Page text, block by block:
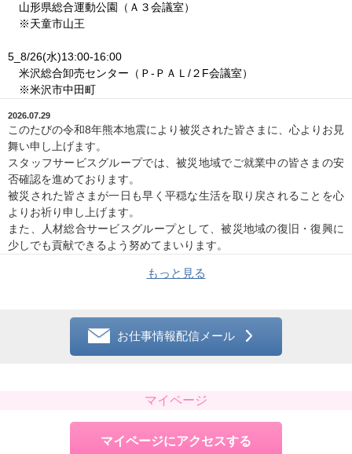
山形県総合運動公園（Ａ３会議室）
※天童市山王
5_8/26(水)13:00-16:00
米沢総合卸売センター（Ｐ-ＰＡＬ/２F会議室）
※米沢市中田町
2026.07.29
このたびの令和8年熊本地震により被災された皆さまに、心よりお見
舞い申し上げます。
スタッフサービスグループでは、被災地域でご就業中の皆さまの安
否確認を進めております。
被災された皆さまが一日も早く平穏な生活を取り戻されることを心
よりお祈り申し上げます。
また、人材総合サービスグループとして、被災地域の復旧・復興に
少しでも貢献できるよう努めてまいります。
この期間にエントリー頂きました方につきましては、8/17(月)にお
電話させていただきますので、その旨宜しくお願い致します。
せっかくエントリー頂いたにも拘わらず、休み期間中にご対応がで
事務センター 営業時間変更のお知らせ
詳細はこちら
もっと見る
お仕事情報配信メール
マイページ
マイページにアクセスする